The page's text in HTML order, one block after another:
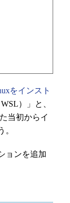
をインスト
）」と、
当初からイ
。
ョンを追加